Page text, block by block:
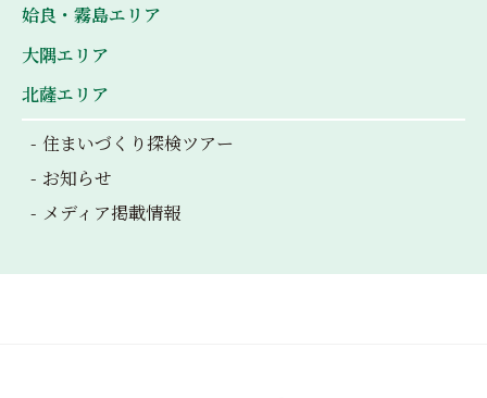
姶良・霧島エリア
大隅エリア
北薩エリア
住まいづくり探検ツアー
お知らせ
メディア掲載情報